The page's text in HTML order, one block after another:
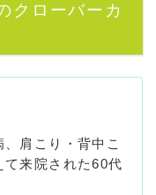
クローバーカ
肩こり・背中こ
て来院された60代